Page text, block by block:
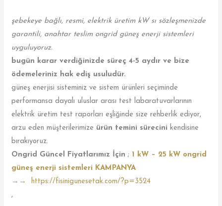
şebekeye bağlı, resmi, elektrik üretim kW sı sözleşmenizde
garantili, anahtar teslim ongrid güneş enerji sistemleri
uyguluyoruz.
bugün karar verdiğinizde süreç 4-5 aydır ve bize
ödemeleriniz hak ediş usuludür.
güneş enerjisi sisteminiz ve sistem ürünleri seçiminde
performansa dayalı uluslar arası test labaratuvarlarının
elektrik üretim test raporları eşliğinde size rehberlik ediyor,
arzu eden müşterilerimize ürün temini sürecini kendisine
bırakıyoruz.
Ongrid Güncel Fiyatlarımız İçin; 1 kW – 25 kW ongrid
güneş enerji sistemleri KAMPANYA
→→
https://fisinigunesetak.com/?p=3524
,